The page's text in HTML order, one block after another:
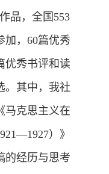
品，全国553
加，60篇优秀
优秀书评和读
。其中，我社
马克思主义在
）》
的经历与思考